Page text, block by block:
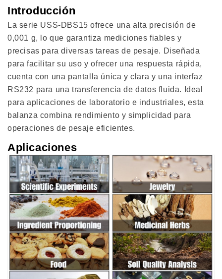
Introducción
La serie USS-DBS15 ofrece una alta precisión de
0,001 g, lo que garantiza mediciones fiables y
precisas para diversas tareas de pesaje. Diseñada
para facilitar su uso y ofrecer una respuesta rápida,
cuenta con una pantalla única y clara y una interfaz
RS232 para una transferencia de datos fluida. Ideal
para aplicaciones de laboratorio e industriales, esta
balanza combina rendimiento y simplicidad para
operaciones de pesaje eficientes.
Aplicaciones